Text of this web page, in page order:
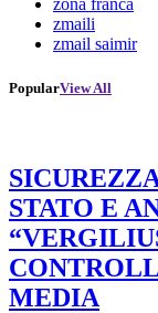
zona franca
zmaili
zmail saimir
PopularView All
STATO E
MEDIA